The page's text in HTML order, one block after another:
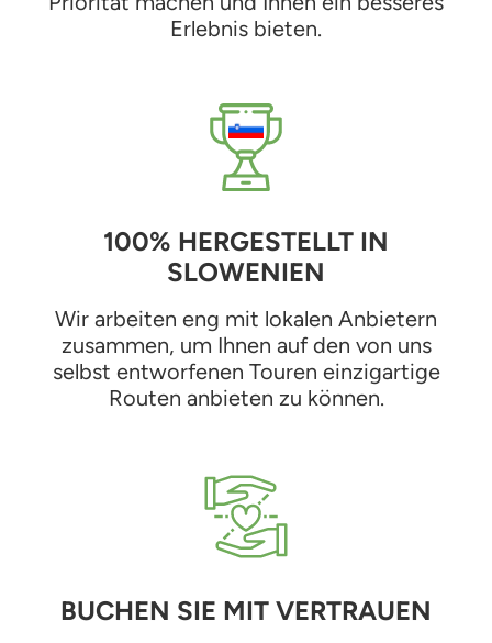
Erlebnis bieten.
100% HERGESTELLT IN
SLOWENIEN
Wir arbeiten eng mit lokalen Anbietern
zusammen, um Ihnen auf den von uns
selbst entworfenen Touren einzigartige
Routen anbieten zu können.
BUCHEN SIE MIT VERTRAUEN